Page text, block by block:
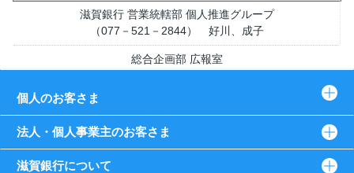
滋賀銀行 営業統轄部 個人推進グループ
（077－521－2844） 好川、成子
総合企画部 広報室
個人のお客さま
法人・個人事業主のお客さま
滋賀銀行について